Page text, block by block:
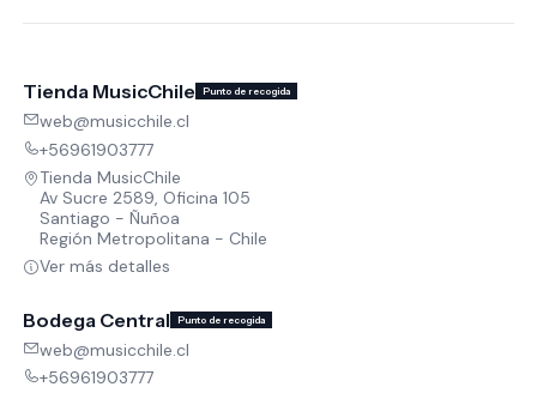
Tienda MusicChile Punto de recogida
web@musicchile.cl
+56961903777
Tienda MusicChile
Av Sucre 2589, Oficina 105
Santiago - Ñuñoa
Región Metropolitana - Chile
Ver más detalles
Bodega Central Punto de recogida
web@musicchile.cl
+56961903777